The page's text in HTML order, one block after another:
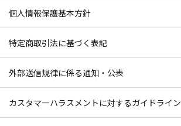
個人情報保護基本方針
特定商取引法に基づく表記
外部送信規律に係る通知・公表
カスタマーハラスメントに対するガイドライン